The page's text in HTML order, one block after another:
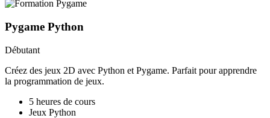
Pygame Python
Débutant
Créez des jeux 2D avec Python et Pygame. Parfait pour apprendre
la programmation de jeux.
5 heures de cours
Jeux Python